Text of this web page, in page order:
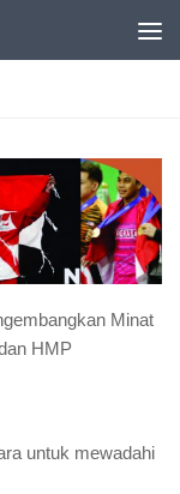
Minat
HMP
untuk mewadahi